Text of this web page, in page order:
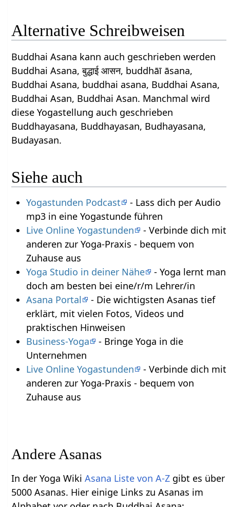
Alternative Schreibweisen
Buddhai Asana kann auch geschrieben werden
Buddhai Asana, बुद्धाई आसन, buddhāī āsana,
Buddhai Asana, buddhai asana, Buddhai Asana,
Buddhai Asan, Buddhai Asan. Manchmal wird
diese Yogastellung auch geschrieben
Buddhayasana, Buddhayasan, Budhayasana,
Budayasan.
Siehe auch
Yogastunden Podcast
- Lass dich per Audio
mp3 in eine Yogastunde führen
Live Online Yogastunden
- Verbinde dich mit
anderen zur Yoga-Praxis - bequem von
Zuhause aus
Yoga Studio in deiner Nähe
- Yoga lernt man
doch am besten bei eine/r/m Lehrer/in
Asana Portal
- Die wichtigsten Asanas tief
erklärt, mit vielen Fotos, Videos und
praktischen Hinweisen
Business-Yoga
- Bringe Yoga in die
Unternehmen
Live Online Yogastunden
- Verbinde dich mit
anderen zur Yoga-Praxis - bequem von
Zuhause aus
Andere Asanas
In der Yoga WikiAsana Liste von A-Z gibt es über
5000 Asanas. Hier einige Links zu Asanas im